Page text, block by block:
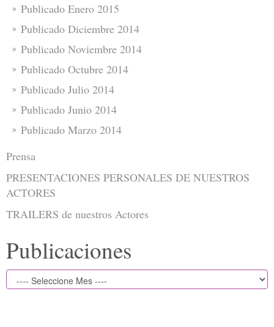
Publicado Enero 2015
Publicado Diciembre 2014
Publicado Noviembre 2014
Publicado Octubre 2014
Publicado Julio 2014
Publicado Junio 2014
Publicado Marzo 2014
Prensa
PRESENTACIONES PERSONALES DE NUESTROS
ACTORES
TRAILERS de nuestros Actores
Publicaciones